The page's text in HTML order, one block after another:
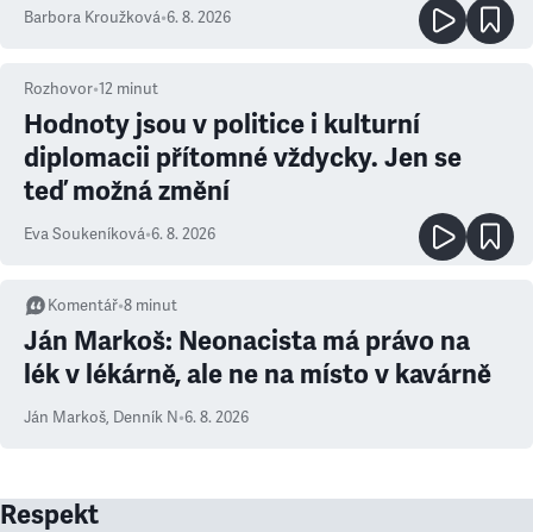
Barbora Kroužková•6. 8. 2026
Rozhovor•12 minut
Hodnoty jsou v politice i kulturní
diplomacii přítomné vždycky. Jen se
teď možná změní
Eva Soukeníková•6. 8. 2026
Komentář•8 minut
Ján Markoš: Neonacista má právo na
lék v lékárně, ale ne na místo v kavárně
Ján Markoš, Denník N•6. 8. 2026
Respekt